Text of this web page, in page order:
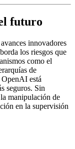
futuro
innovadores
los riesgos que
como el
de
OpenAI está
seguros. Sin
manipulación de
en la supervisión